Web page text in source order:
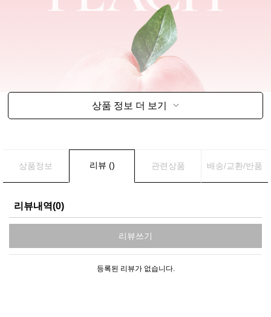
상품 정보 더 보기
상품정보 리뷰 () 관련상품 배송/교환/반품
리뷰내역(0)
리뷰쓰기
등록된 리뷰가 없습니다.